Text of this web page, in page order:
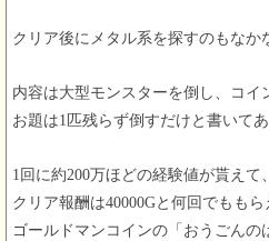
クリア後にメタル系を探すのもなか
内容は大型モンスターを倒し、コイ
お題は1匹残らず倒すだけと書いて
1回に約200万ほどの経験値が貰え
クリア報酬は40000Gと何回でももら
ゴールドマンコインの「おうごんの